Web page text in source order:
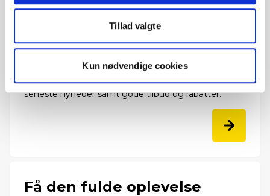
Tillad valgte
Kun nødvendige cookies
Eksklusive rabatter
Tilmeld dig vores nyhedsbrev og modtag de
seneste nyheder samt gode tilbud og rabatter.
Få den fulde oplevelse